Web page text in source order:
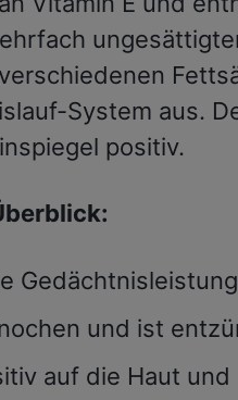
System aus.
positiv.
und ist
auf die Haut und